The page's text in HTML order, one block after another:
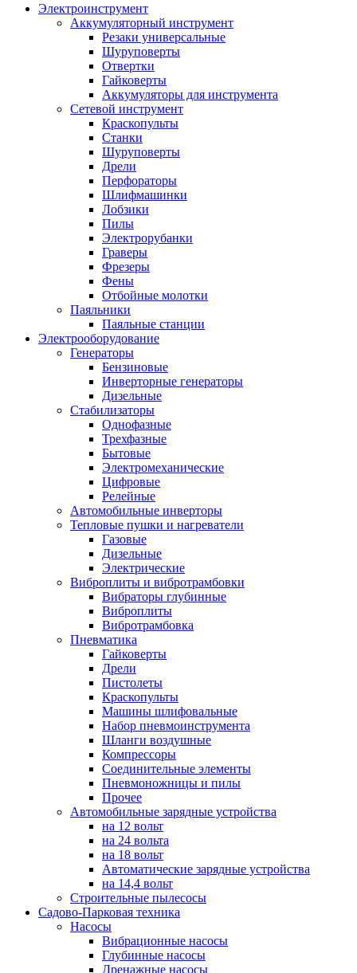
Электроинструмент
Аккумуляторный инструмент
Резаки универсальные
Шуруповерты
Отвертки
Гайковерты
Аккумуляторы для инструмента
Сетевой инструмент
Краскопульты
Станки
Шуруповерты
Дрели
Перфораторы
Шлифмашинки
Лобзики
Пилы
Электрорубанки
Граверы
Фрезеры
Фены
Отбойные молотки
Паяльники
Паяльные станции
Электрооборудование
Генераторы
Бензиновые
Инверторные генераторы
Дизельные
Стабилизаторы
Однофазные
Трехфазные
Бытовые
Электромеханические
Цифровые
Релейные
Автомобильные инверторы
Тепловые пушки и нагреватели
Газовые
Дизельные
Электрические
Виброплиты и вибротрамбовки
Вибраторы глубинные
Виброплиты
Вибротрамбовка
Пневматика
Гайковерты
Дрели
Пистолеты
Краскопульты
Машины шлифовальные
Набор пневмоинструмента
Шланги воздушные
Компрессоры
Соединительные элементы
Пневмоножницы и пилы
Прочее
Автомобильные зарядные устройства
на 12 вольт
на 24 вольта
на 18 вольт
Автоматические зарядные устройства
на 14,4 вольт
Строительные пылесосы
Садово-Парковая техника
Насосы
Вибрационные насосы
Глубинные насосы
Дренажные насосы